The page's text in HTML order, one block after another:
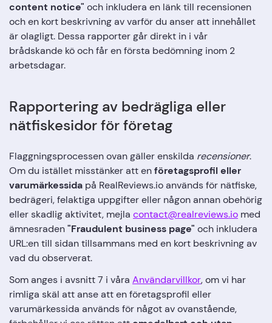
content notice" och inkludera en länk till recensionen
och en kort beskrivning av varför du anser att innehållet
är olagligt. Dessa rapporter går direkt in i vår
brådskande kö och får en första bedömning inom 2
arbetsdagar.
Rapportering av bedrägliga eller
nätfiskesidor för företag
Flaggningsprocessen ovan gäller enskilda recensioner.
Om du istället misstänker att enföretagsprofil eller
varumärkessida på RealReviews.io används för nätfiske,
bedrägeri, felaktiga uppgifter eller någon annan obehörig
eller skadlig aktivitet, mejla contact@realreviews.io med
ämnesraden"Fraudulent business page" och inkludera
URL:en till sidan tillsammans med en kort beskrivning av
vad du observerat.
Som anges i avsnitt 7 i våra Användarvillkor, om vi har
rimliga skäl att anse att en företagsprofil eller
varumärkessida används för något av ovanstående,